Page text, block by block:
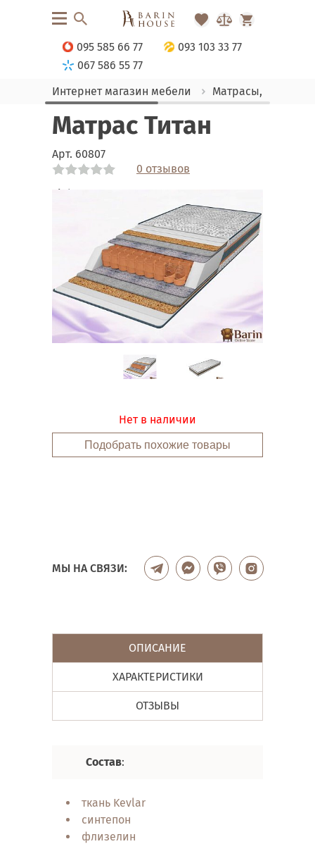
095 585 66 77
093 103 33 77
067 586 55 77
Интернет магазин мебели
Матрасы, текстиль
Матрас Титан
Арт. 60807
0 отзывов
Link
Link
Нет в наличии
Подобрать похожие товары
МЫ НА СВЯЗИ:
ОПИСАНИЕ
ХАРАКТЕРИСТИКИ
ОТЗЫВЫ
Состав:
ткань Kevlar
синтепон
флизелин